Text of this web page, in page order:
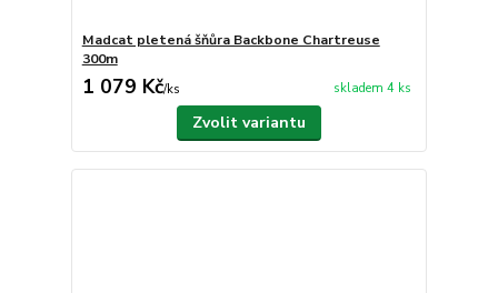
Madcat pletená šňůra Backbone Chartreuse
300m
1 079 Kč/ks skladem 4 ks
Zvolit variantu